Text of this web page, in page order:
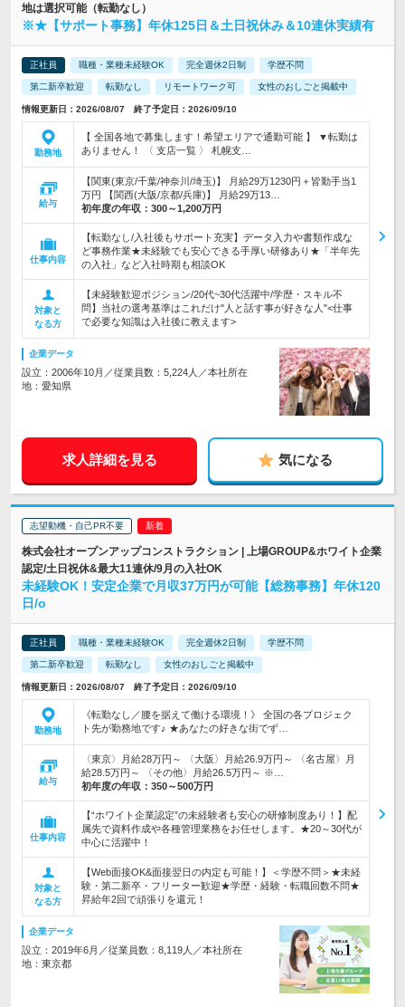
地は選択可能（転勤なし）
※★【サポート事務】年休125日＆土日祝休み＆10連休実績有
正社員 職種・業種未経験OK 完全週休2日制 学歴不問
第二新卒歓迎 転勤なし リモートワーク可 女性のおしごと掲載中
情報更新日：2026/08/07 終了予定日：2026/09/10
勤務地
【 全国各地で募集します！希望エリアで通勤可能 】 ▼転勤は
ありません！ 〈 支店一覧 〉 札幌支…
給与
【関東(東京/千葉/神奈川/埼玉)】 月給29万1230円＋皆勤手当1
万円 【関西(大阪/京都/兵庫)】 月給29万13…
初年度の年収： 300～1,200万円
仕事内容
【転勤なし/入社後もサポート充実】データ入力や書類作成な
ど事務作業★未経験でも安心できる手厚い研修あり★「半年先
の入社」など入社時期も相談OK
対象と
なる方
【未経験歓迎ポジション/20代~30代活躍中/学歴・スキル不
問】当社の選考基準はこれだけ"人と話す事が好きな人"<仕事
で必要な知識は入社後に教えます>
企業データ
設立：2006年10月／従業員数：5,224人／本社所在
地：愛知県
求人詳細を見る 気になる
志望動機・自己PR不要
株式会社オープンアップコンストラクション | 上場GROUP&ホワイト企業
認定/土日祝休&最大11連休/9月の入社OK
未経験OK！安定企業で月収37万円が可能【総務事務】年休120
日/o
正社員 職種・業種未経験OK 完全週休2日制 学歴不問
第二新卒歓迎 転勤なし 女性のおしごと掲載中
情報更新日：2026/08/07 終了予定日：2026/09/10
勤務地
《転勤なし／腰を据えて働ける環境！》 全国の各プロジェク
ト先が勤務地です♪ ★あなたの好きな街でず…
給与
〈東京〉月給28万円～ 〈大阪〉月給26.9万円～ 〈名古屋〉月
給28.5万円～ 〈その他〉月給26.5万円～ ※…
初年度の年収： 350～500万円
仕事内容
【“ホワイト企業認定”の未経験者も安心の研修制度あり！】配
属先で資料作成や各種管理業務をお任せします。★20～30代が
中心に活躍中！
対象と
なる方
【Web面接OK&面接翌日の内定も可能！】＜学歴不問＞★未経
験・第二新卒・フリーター歓迎★学歴・経験・転職回数不問★
昇給年2回で頑張りを還元！
企業データ
設立：2019年6月／従業員数：8,119人／本社所在
地：東京都